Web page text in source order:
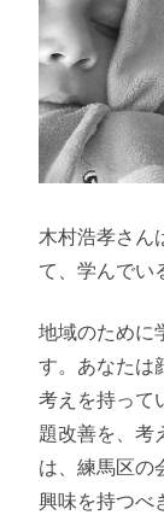
木村浩孝さん
て、学んでい
地域のために
す。あなたは
考えを持って
題改善を、考
は、練馬区の
興味を持つべ